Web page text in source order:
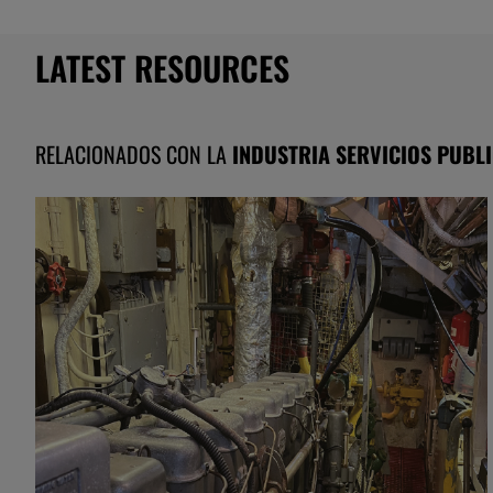
LATEST RESOURCES
RELACIONADOS CON LA INDUSTRIA SERVICIOS